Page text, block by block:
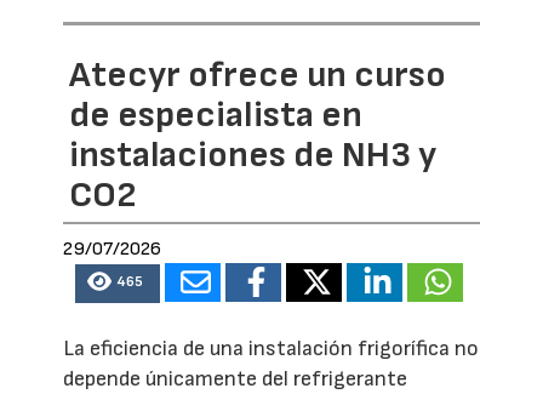
Atecyr ofrece un curso
de especialista en
instalaciones de NH3 y
CO2
29/07/2026
465
La eficiencia de una instalación frigorífica no
depende únicamente del refrigerante